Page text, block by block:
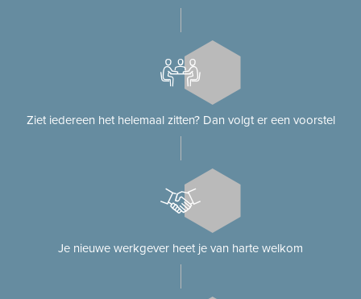
Ziet iedereen het helemaal zitten? Dan volgt er een voorstel
Je nieuwe werkgever heet je van harte welkom